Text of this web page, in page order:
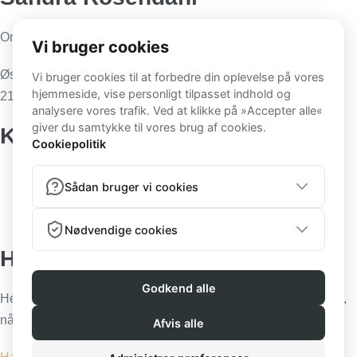
Online Coach
Østerbanegade 121
2100 København Ø
Kontakt
Tlf. 26113817
kontakt@sandrarosendahl.dk
Cvr. DK 35598030
Handelsbetingelser:
Her kan du læse mere om, hvilke betingelser du køber ind på,
når du handler via min hjemmeside: